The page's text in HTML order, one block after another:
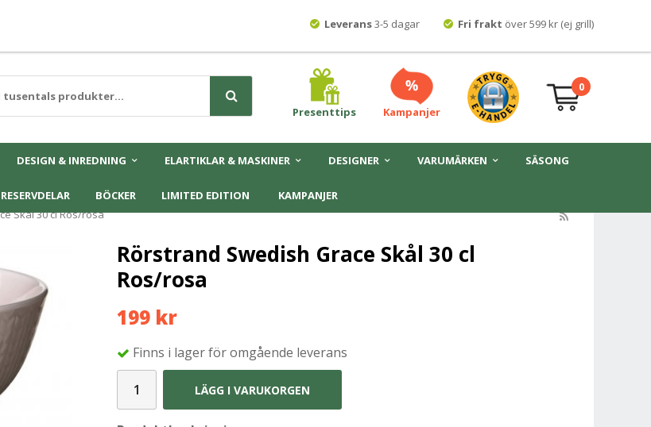
Leverans3-5 dagar Fri frakt över 599 kr (ej grill)
Presenttips Kampanjer
0
DESIGN & INREDNING ELARTIKLAR & MASKINER DESIGNER VARUMÄRKEN SÄSONG
RESERVDELAR BÖCKER LIMITED EDITION
KAMPANJER
Skål 30 cl Ros/rosa
Rörstrand Swedish Grace Skål 30 cl
Ros/rosa
199 kr
Finns i lager för omgående leverans
LÄGG I VARUKORGEN